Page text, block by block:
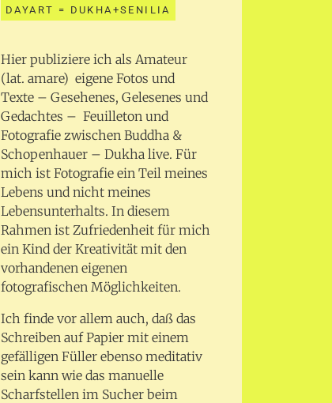
DAYART = DUKHA+SENILIA
Hier publiziere ich als Amateur
(lat. amare) eigene Fotos und
Texte – Gesehenes, Gelesenes und
Gedachtes – Feuilleton und
Fotografie zwischen Buddha &
Schopenhauer – Dukha live. Für
mich ist Fotografie ein Teil meines
Lebens und nicht meines
Lebensunterhalts. In diesem
Rahmen ist Zufriedenheit für mich
ein Kind der Kreativität mit den
vorhandenen eigenen
fotografischen Möglichkeiten.
Ich finde vor allem auch, daß das
Schreiben auf Papier mit einem
gefälligen Füller ebenso meditativ
sein kann wie das manuelle
Scharfstellen im Sucher beim